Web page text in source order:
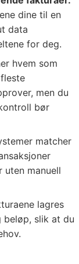
dine til en
data
for deg.
hvem som
men du
bør
matcher
manuell
lagres
slik at du